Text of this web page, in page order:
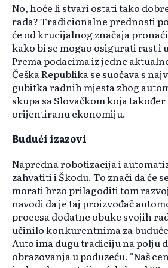
No, hoće li stvari ostati tako
rada? Tradicionalne prednosti
će od krucijalnog značaja
kako bi se mogao osigurati rast i
Prema podacima iz jedne
Češka Republika se suočava s
gubitka radnih mjesta zbog
skupa sa Slovačkom koja
orijentiranu ekonomiju.
Budući izazovi
Napredna robotizacija i
zahvatiti i Škodu. To znači da će
morati brzo prilagoditi tom
navodi da je taj proizvođač
procesa dodatne obuke svojih
učinilo konkurentnima za
Auto ima dugu tradiciju na polju
obrazovanja u poduzeću. "Naš